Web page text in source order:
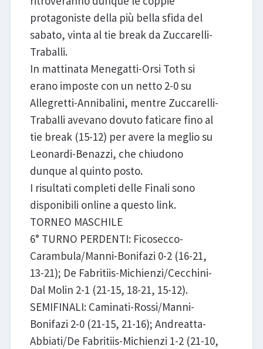
protagoniste della più bella sfida del
sabato, vinta al tie break da Zuccarelli-
Traballi.
In mattinata Menegatti-Orsi Toth si
erano imposte con un netto 2-0 su
Allegretti-Annibalini, mentre Zuccarelli-
Traballi avevano dovuto faticare fino al
tie break (15-12) per avere la meglio su
Leonardi-Benazzi, che chiudono
dunque al quinto posto.
I risultati completi delle Finali sono
disponibili online a questo link.
TORNEO MASCHILE
6° TURNO PERDENTI: Ficosecco-
Carambula/Manni-Bonifazi 0-2 (16-21,
13-21); De Fabritiis-Michienzi/Cecchini-
Dal Molin 2-1 (21-15, 18-21, 15-12).
SEMIFINALI: Caminati-Rossi/Manni-
Bonifazi 2-0 (21-15, 21-16); Andreatta-
Abbiati/De Fabritiis-Michienzi 1-2 (21-10,